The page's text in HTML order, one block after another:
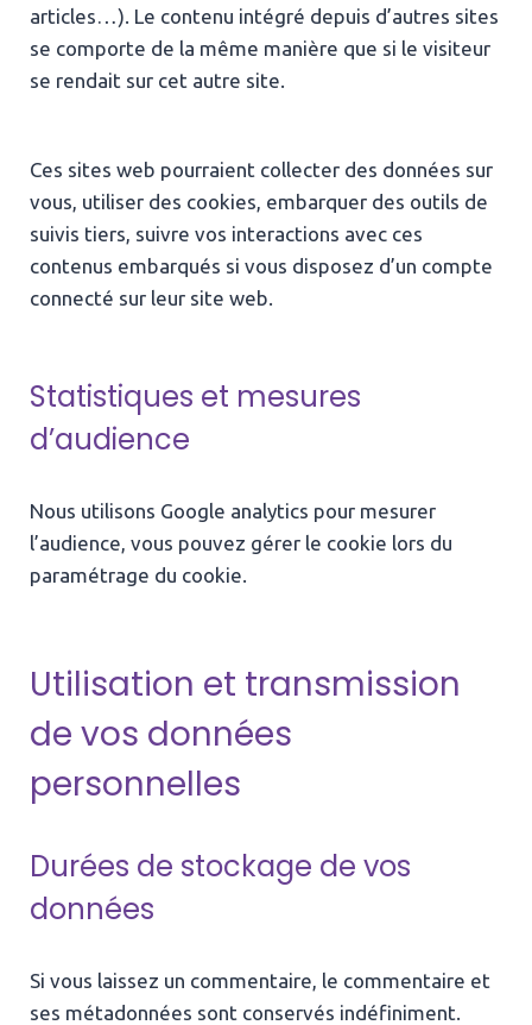
articles…). Le contenu intégré depuis d’autres sites
se comporte de la même manière que si le visiteur
se rendait sur cet autre site.
Ces sites web pourraient collecter des données sur
vous, utiliser des cookies, embarquer des outils de
suivis tiers, suivre vos interactions avec ces
contenus embarqués si vous disposez d’un compte
connecté sur leur site web.
Statistiques et mesures
d’audience
Nous utilisons Google analytics pour mesurer
l’audience, vous pouvez gérer le cookie lors du
paramétrage du cookie.
Utilisation et transmission
de vos données
personnelles
Durées de stockage de vos
données
Si vous laissez un commentaire, le commentaire et
ses métadonnées sont conservés indéfiniment.